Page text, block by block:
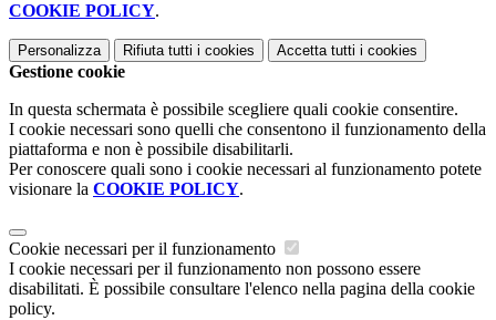
COOKIE POLICY.
Personalizza Rifiuta tutti i cookies Accetta tutti i cookies
Gestione cookie
In questa schermata è possibile scegliere quali cookie consentire.
I cookie necessari sono quelli che consentono il funzionamento della
piattaforma e non è possibile disabilitarli.
Per conoscere quali sono i cookie necessari al funzionamento potete
visionare la COOKIE POLICY.
Cookie necessari per il funzionamento
I cookie necessari per il funzionamento non possono essere
disabilitati. È possibile consultare l'elenco nella pagina della cookie
policy.